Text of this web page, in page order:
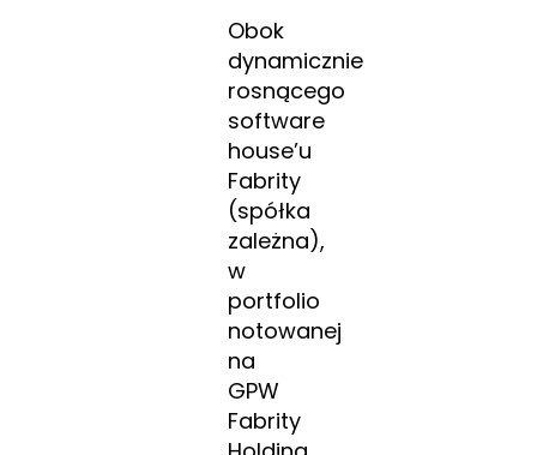
Obok
dynamicznie
rosnącego
software
house’u
Fabrity
(spółka
zależna),
w
portfolio
notowanej
na
GPW
Fabrity